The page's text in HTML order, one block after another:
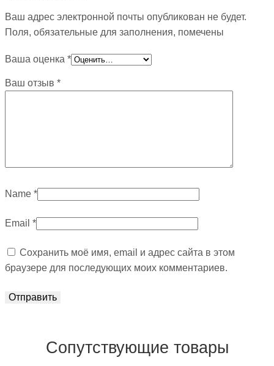
Ваш адрес электронной почты опубликован не будет.
Поля, обязательные для заполнения, помечены
Ваша оценка *
Ваш отзыв *
Name *
Email *
Сохранить моё имя, email и адрес сайта в этом
браузере для последующих моих комментариев.
Сопутствующие товары